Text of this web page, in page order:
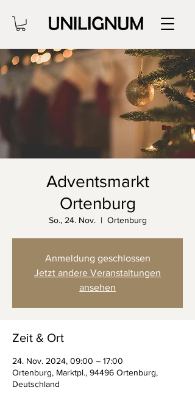
Adventsmarkt
Ortenburg
So., 24. Nov.
  |
Ortenburg
Anmeldung geschlossen
Jetzt andere Veranstaltungen
ansehen
Zeit & Ort
24. Nov. 2024, 09:00 – 17:00
Ortenburg, Marktpl., 94496 Ortenburg,
Deutschland